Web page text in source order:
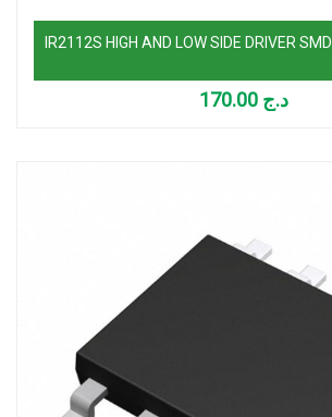
IR2112S HIGH AND LOW SIDE DRIVER SMD
د.ج